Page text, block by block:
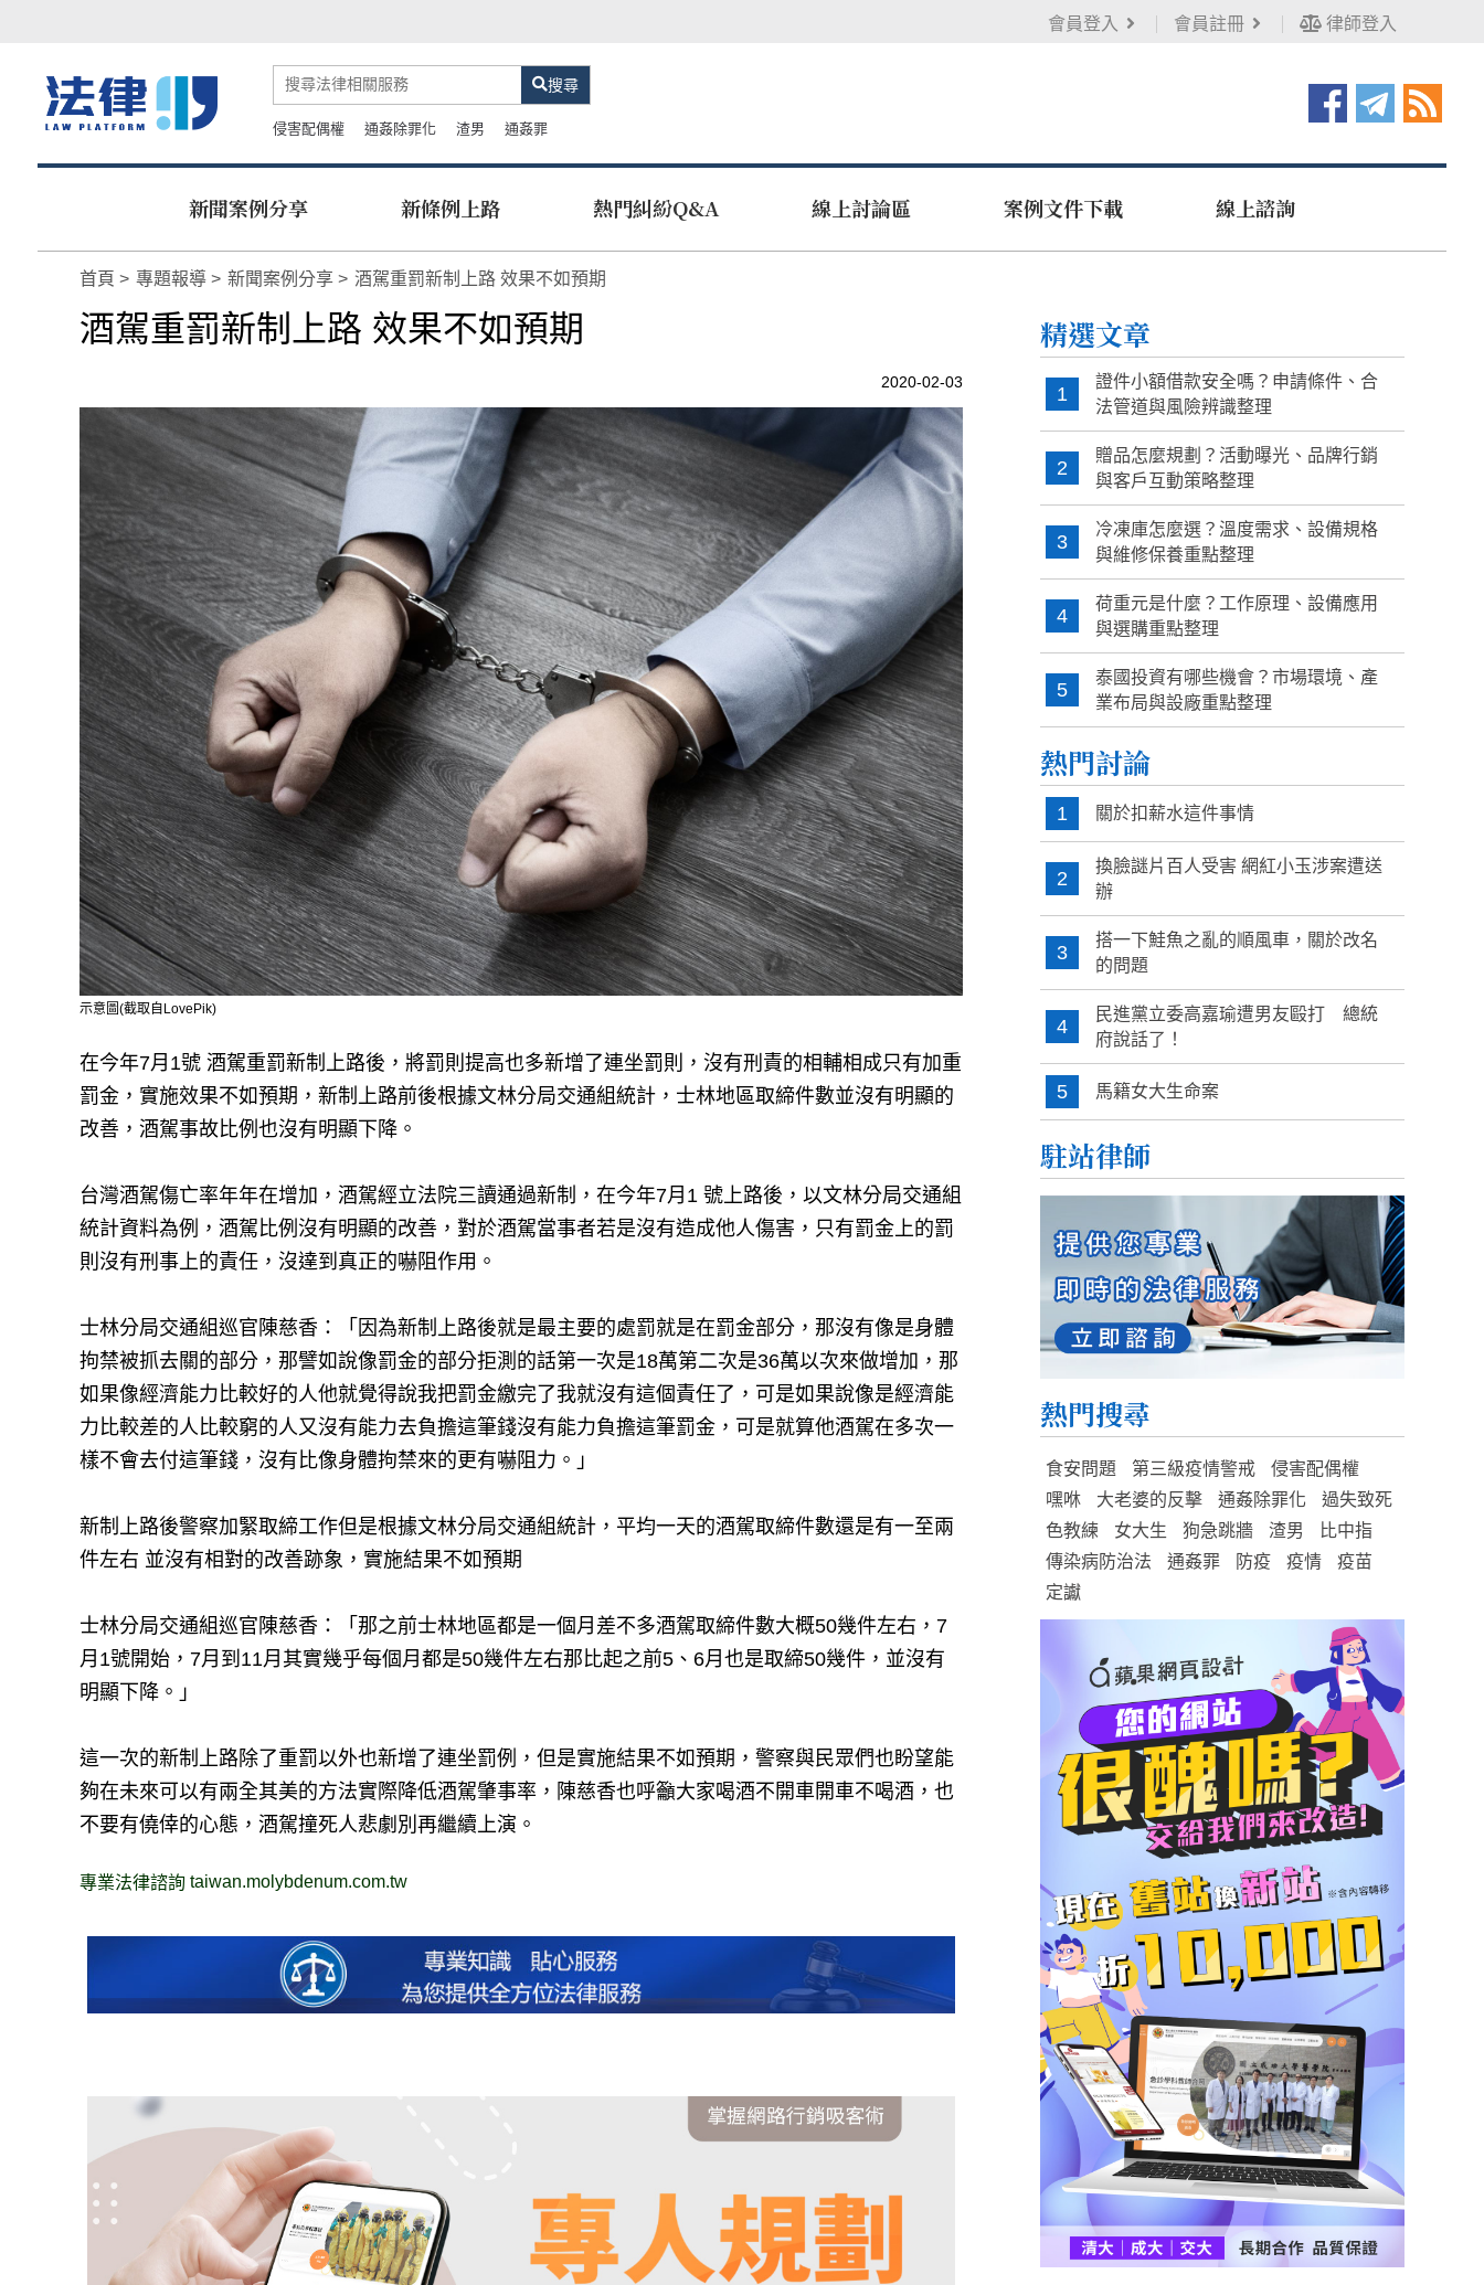
會員登入 會員註冊 律師登入
搜尋
侵害配偶權 通姦除罪化 渣男 通姦罪
新聞案例分享 新條例上路 熱門糾紛Q&A 線上討論區 案例文件下載 線上諮詢
首頁 專題報導 新聞案例分享 酒駕重罰新制上路 效果不如預期
酒駕重罰新制上路 效果不如預期
2020-02-03
示意圖(截取自LovePik)
在今年7月1號 酒駕重罰新制上路後，將罰則提高也多新增了連坐罰則，沒有刑責的相輔相成只有加重
罰金，實施效果不如預期，新制上路前後根據文林分局交通組統計，士林地區取締件數並沒有明顯的
改善，酒駕事故比例也沒有明顯下降。
台灣酒駕傷亡率年年在增加，酒駕經立法院三讀通過新制，在今年7月1 號上路後，以文林分局交通組
統計資料為例，酒駕比例沒有明顯的改善，對於酒駕當事者若是沒有造成他人傷害，只有罰金上的罰
則沒有刑事上的責任，沒達到真正的嚇阻作用。
士林分局交通組巡官陳慈香：「因為新制上路後就是最主要的處罰就是在罰金部分，那沒有像是身體
拘禁被抓去關的部分，那譬如說像罰金的部分拒測的話第一次是18萬第二次是36萬以次來做增加，那
如果像經濟能力比較好的人他就覺得說我把罰金繳完了我就沒有這個責任了，可是如果說像是經濟能
力比較差的人比較窮的人又沒有能力去負擔這筆錢沒有能力負擔這筆罰金，可是就算他酒駕在多次一
樣不會去付這筆錢，沒有比像身體拘禁來的更有嚇阻力。」
新制上路後警察加緊取締工作但是根據文林分局交通組統計，平均一天的酒駕取締件數還是有一至兩
件左右 並沒有相對的改善跡象，實施結果不如預期
士林分局交通組巡官陳慈香：「那之前士林地區都是一個月差不多酒駕取締件數大概50幾件左右，7
月1號開始，7月到11月其實幾乎每個月都是50幾件左右那比起之前5、6月也是取締50幾件，並沒有
明顯下降。」
這一次的新制上路除了重罰以外也新增了連坐罰例，但是實施結果不如預期，警察與民眾們也盼望能
夠在未來可以有兩全其美的方法實際降低酒駕肇事率，陳慈香也呼籲大家喝酒不開車開車不喝酒，也
不要有僥倖的心態，酒駕撞死人悲劇別再繼續上演。
專業法律諮詢 taiwan.molybdenum.com.tw
精選文章
1
證件小額借款安全嗎？申請條件、合
法管道與風險辨識整理
2
贈品怎麼規劃？活動曝光、品牌行銷
與客戶互動策略整理
3
冷凍庫怎麼選？溫度需求、設備規格
與維修保養重點整理
4
荷重元是什麼？工作原理、設備應用
與選購重點整理
5
泰國投資有哪些機會？市場環境、產
業布局與設廠重點整理
熱門討論
1 關於扣薪水這件事情
2
換臉謎片百人受害 網紅小玉涉案遭送
辦
3
搭一下鮭魚之亂的順風車，關於改名
的問題
4
民進黨立委高嘉瑜遭男友毆打 總統
府說話了！
5 馬籍女大生命案
駐站律師
熱門搜尋
食安問題 第三級疫情警戒
侵害配偶權
嘿咻
大老婆的反擊 通姦除罪化
過失致死
色教練
女大生 狗急跳牆 渣男
比中指
傳染病防治法
通姦罪 防疫 疫情
疫苗
定讞